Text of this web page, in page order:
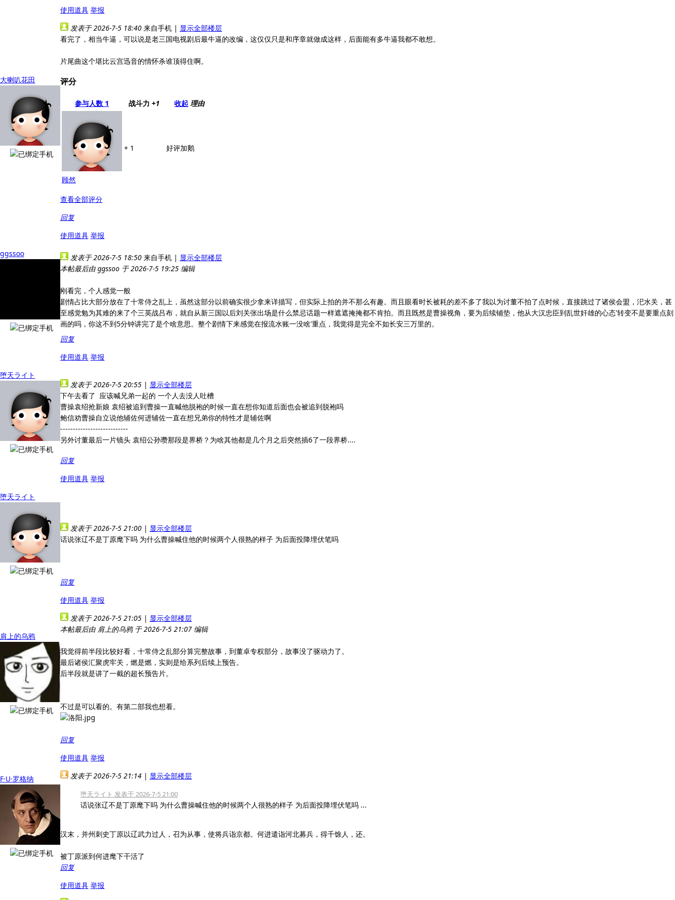
使用道具 举报
大喇叭花田
发表于 2026-7-5 18:40 来自手机 | 显示全部楼层
看完了，相当牛逼，可以说是老三国电视剧后最牛逼的改编，这仅仅只是和序章就做成这样，后面能有多牛逼我都不敢想。
片尾曲这个堪比云宫迅音的情怀杀谁顶得住啊。
评分
参与人数 1 战斗力 +1 收起 理由
顾然
+ 1 好评加鹅
查看全部评分
回复
使用道具 举报
ggssoo
发表于 2026-7-5 18:50 来自手机 | 显示全部楼层
本帖最后由 ggssoo 于 2026-7-5 19:25 编辑
刚看完，个人感觉一般
剧情占比大部分放在了十常侍之乱上，虽然这部分以前确实很少拿来详描写，但实际上拍的并不那么有趣。而且眼看时长被耗的差不多了我以为讨董不拍了点时候，直接跳过了诸侯会盟，汜水关，甚
至感觉勉为其难的来了个三英战吕布，就自从新三国以后刘关张出场是什么禁忌话题一样遮遮掩掩都不肯拍。而且既然是曹操视角，要为后续铺垫，他从大汉忠臣到乱世奸雄的心态'转变不是要重点刻
画的吗，你这不到5分钟讲完了是个啥意思。整个剧情下来感觉在报流水账一没啥'重点，我觉得是完全不如长安三万里的。
回复
使用道具 举报
堕天ライト
发表于 2026-7-5 20:55 | 显示全部楼层
下午去看了 应该喊兄弟一起的 一个人去没人吐槽
曹操袁绍抢新娘 袁绍被追到曹操一直喊他脱袍的时候一直在想你知道后面也会被追到脱袍吗
鲍信劝曹操自立说他辅佐何进辅佐一直在想兄弟你的特性才是辅佐啊
---------------------------
另外讨董最后一片镜头 袁绍公孙瓒那段是界桥？为啥其他都是几个月之后突然插6了一段界桥....
回复
使用道具 举报
堕天ライト
发表于 2026-7-5 21:00 | 显示全部楼层
话说张辽不是丁原麾下吗 为什么曹操喊住他的时候两个人很熟的样子 为后面投降埋伏笔吗
回复
使用道具 举报
肩上的乌鸦
发表于 2026-7-5 21:05 | 显示全部楼层
本帖最后由 肩上的乌鸦 于 2026-7-5 21:07 编辑
我觉得前半段比较好看，十常侍之乱部分算完整故事，到董卓专权部分，故事没了驱动力了。
最后诸侯汇聚虎牢关，燃是燃，实则是给系列后续上预告。
后半段就是讲了一截的超长预告片。
不过是可以看的。有第二部我也想看。
回复
使用道具 举报
F·U·罗格纳 发表于 2026-7-5 21:14 | 显示全部楼层
堕天ライト 发表于 2026-7-5 21:00
话说张辽不是丁原麾下吗 为什么曹操喊住他的时候两个人很熟的样子 为后面投降埋伏笔吗 ...
汉末，并州刺史丁原以辽武力过人，召为从事，使将兵诣京都。何进遣诣河北募兵，得千馀人，还。
被丁原派到何进麾下干活了
回复
使用道具 举报